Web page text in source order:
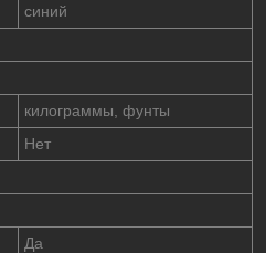
синий
килограммы, фунты
Нет
Да